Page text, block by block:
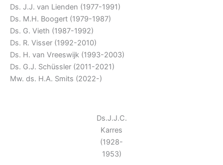
Ds. J.J. van Lienden (1977-1991)
Ds. M.H. Boogert (1979-1987)
Ds. G. Vieth (1987-1992)
Ds. R. Visser (1992-2010)
Ds. H. van Vreeswijk (1993-2003)
Ds. G.J. Schüssler (2011-2021)
Mw. ds. H.A. Smits (2022-)
Ds.J.J.C.
Karres
(1928-
1953)